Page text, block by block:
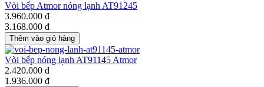
Vòi bếp Atmor nóng lạnh AT91245
3.960.000 đ
3.168.000 đ
Vòi bếp nóng lạnh AT91145 Atmor
2.420.000 đ
1.936.000 đ